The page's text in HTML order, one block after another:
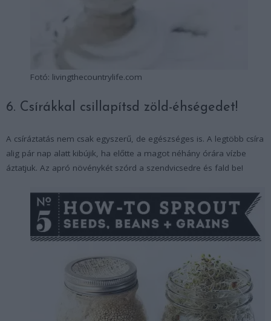
Fotó: livingthecountrylife.com
6. Csírákkal csillapítsd zöld-éhségedet!
A csíráztatás nem csak egyszerű, de egészséges is. A legtöbb csíra
alig pár nap alatt kibújik, ha előtte a magot néhány órára vízbe
áztatjuk. Az apró növénykét szórd a szendvicsedre és fald be!